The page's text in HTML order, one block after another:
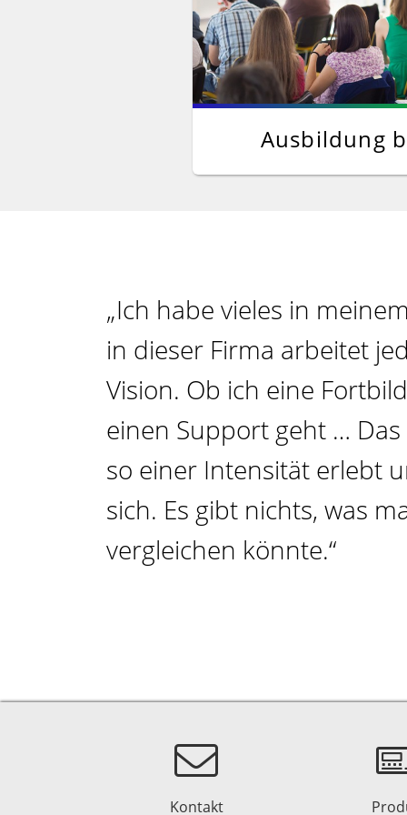
Ausbildung
„Ich habe vieles in
in dieser Firma arbeitet
Vision. Ob ich eine
einen Support geht …
so einer Intensität erlebt
sich. Es gibt nichts, was
vergleichen könnte.“
Kontakt